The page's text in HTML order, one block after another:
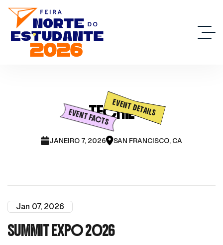
EVENT FACTSEVENT DETAILS
TECHIE
JANEIRO 7, 2026 SAN FRANCISCO, CA
Jan 07, 2026
SUMMIT EXPO 2026